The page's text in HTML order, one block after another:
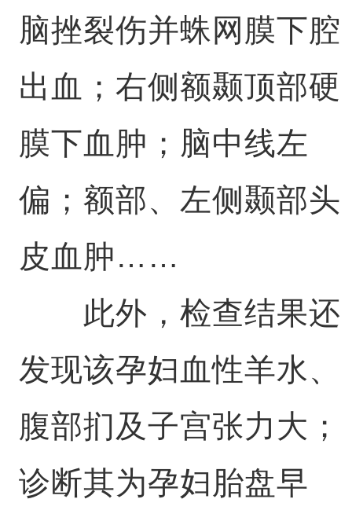
脑挫裂伤并蛛网膜下腔
出血；右侧额颞顶部硬
膜下血肿；脑中线左
偏；额部、左侧颞部头
皮血肿……
此外，检查结果还
发现该孕妇血性羊水、
腹部扪及子宫张力大；
诊断其为孕妇胎盘早